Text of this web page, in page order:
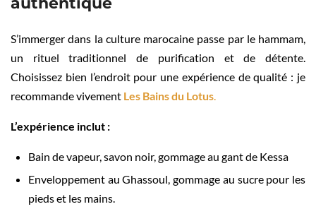
S’immerger dans la culture marocaine passe par le hammam,
un rituel traditionnel de purification et de détente.
Choisissez bien l’endroit pour une expérience de qualité : je
recommande vivement Les Bains du Lotus.
L’expérience inclut :
Bain de vapeur, savon noir, gommage au gant de Kessa
Enveloppement au Ghassoul, gommage au sucre pour les
pieds et les mains.